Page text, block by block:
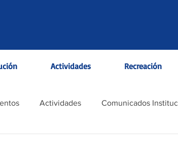
Actividades Recreación
Actividades Comunicados